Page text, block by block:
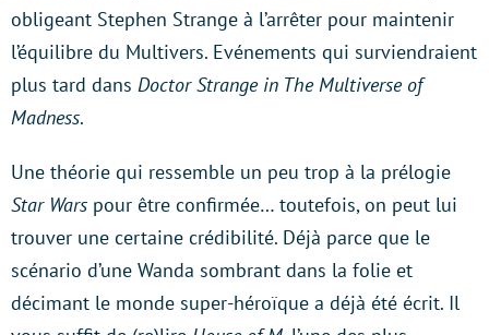
obligeant Stephen Strange à l’arrêter pour maintenir
l’équilibre du Multivers. Evénements qui surviendraient
plus tard dans Doctor Strange in The Multiverse of
Madness.
Une théorie qui ressemble un peu trop à la prélogie
Star Wars pour être confirmée… toutefois, on peut lui
trouver une certaine crédibilité. Déjà parce que le
scénario d’une Wanda sombrant dans la folie et
décimant le monde super-héroïque a déjà été écrit. Il